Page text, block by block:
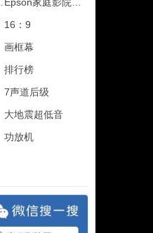
16：9
画框幕
排行榜
7声道后级
大地震超低音
功放机